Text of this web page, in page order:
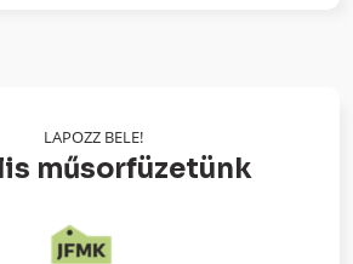
LAPOZZ BELE!
műsorfüzetünk